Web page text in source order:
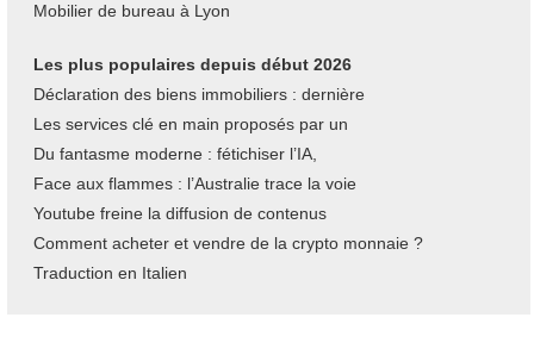
Mobilier de bureau à Lyon
Les plus populaires depuis début 2026
Déclaration des biens immobiliers : dernière
Les services clé en main proposés par un
Du fantasme moderne : fétichiser l’IA,
Face aux flammes : l’Australie trace la voie
Youtube freine la diffusion de contenus
Comment acheter et vendre de la crypto monnaie ?
Traduction en Italien